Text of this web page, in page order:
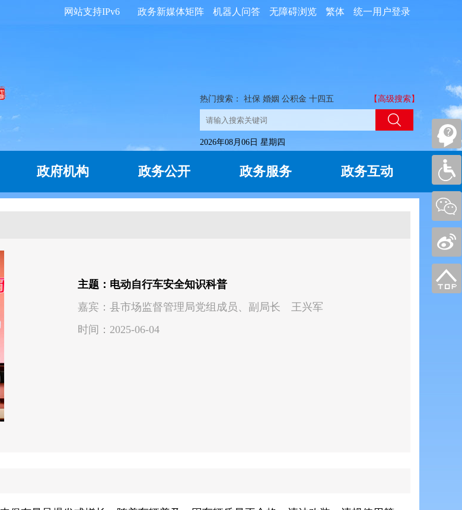
统一用户登录
繁体
无障碍浏览
机器人问答
政务新媒体矩阵
网站支持IPv6
热门搜索： 社保 婚姻 公积金 十四五 【高级搜索】
2026年08月06日 星期四
政府机构 政务公开 政务服务 政务互动
主题：电动自行车安全知识科普
嘉宾：县市场监督管理局党组成员、副局长 王兴军
时间：2025-06-04